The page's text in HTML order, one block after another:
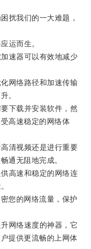
我们的一大难题，
运而生。
速器可以有效地减少
网络路径和加速传输
。
下载并安装软件，然
高速稳定的网络体
清视频还是进行重要
通无阻地完成。
高速和稳定的网络连
您的网络流量，保护
网络速度的神器，它
提供更流畅的上网体